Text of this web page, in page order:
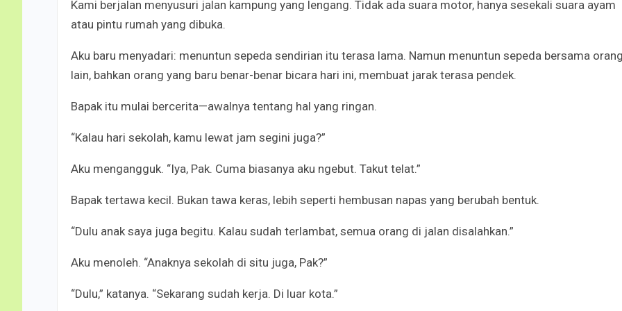
Kami berjalan menyusuri jalan kampung yang lengang. Tidak ada suara motor, hanya sesekali suara ayam
atau pintu rumah yang dibuka.
Aku baru menyadari: menuntun sepeda sendirian itu terasa lama. Namun menuntun sepeda bersama
lain, bahkan orang yang baru benar-benar bicara hari ini, membuat jarak terasa pendek.
Bapak itu mulai bercerita—awalnya tentang hal yang ringan.
“Kalau hari sekolah, kamu lewat jam segini juga?”
Aku mengangguk. “Iya, Pak. Cuma biasanya aku ngebut. Takut telat.”
Bapak tertawa kecil. Bukan tawa keras, lebih seperti hembusan napas yang berubah bentuk.
“Dulu anak saya juga begitu. Kalau sudah terlambat, semua orang di jalan disalahkan.”
Aku menoleh. “Anaknya sekolah di situ juga, Pak?”
“Dulu,” katanya. “Sekarang sudah kerja. Di luar kota.”